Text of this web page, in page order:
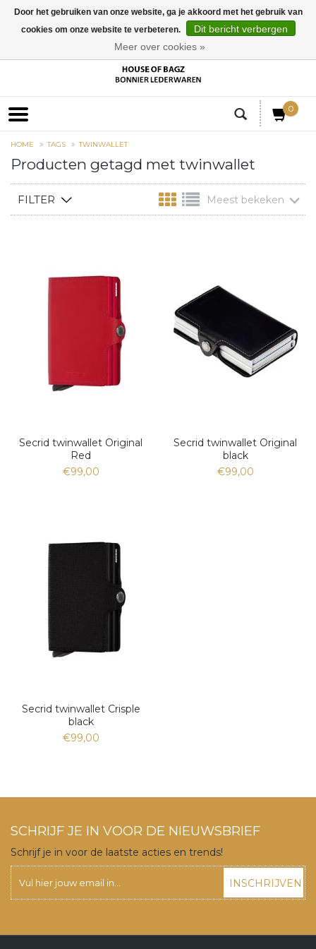
0
HOME TAGS TWINWALLET
Producten getagd met twinwallet
FILTER Meest bekeken
Secrid twinwallet Original
Red
€99,00
Secrid twinwallet Original
black
€99,00
Secrid twinwallet Crisple
black
€99,00
SCHRIJF JE IN VOOR DE NIEUWSBRIEF
Schrijf je in voor de laatste acties en trends!
INSCHRIJVEN
Door het gebruiken van onze website, ga je akkoord met het gebruik van
cookies om onze website te verbeteren.
Dit bericht verbergen
Meer over cookies »